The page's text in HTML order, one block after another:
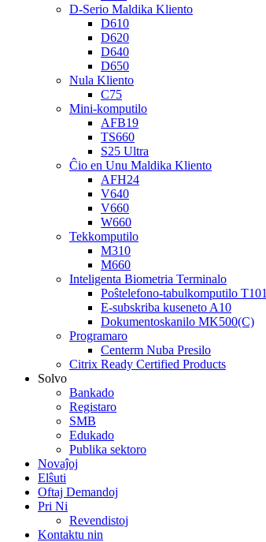
D-Serio Maldika Kliento
D610
D620
D640
D650
Nula Kliento
C75
Mini-komputilo
AFB19
TS660
S25 Ultra
Ĉio en Unu Maldika Kliento
AFH24
V640
V660
W660
Tekkomputilo
M310
M660
Inteligenta Biometria Terminalo
Poŝtelefono-tabulkomputilo T101
E-subskriba kuseneto A10
Dokumentoskanilo MK500(C)
Programaro
Centerm Nuba Presilo
Citrix Ready Certified Products
Solvo
Bankado
Registaro
SMB
Edukado
Publika sektoro
Novaĵoj
Elŝuti
Oftaj Demandoj
Pri Ni
Revendistoj
Kontaktu nin